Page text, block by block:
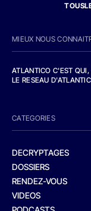
MIEUX NOUS
ATLANTICO C'EST
LE RESEAU
CATEGORIES
DECRYPTAGES
DOSSIERS
RENDEZ-VOUS
VIDEOS